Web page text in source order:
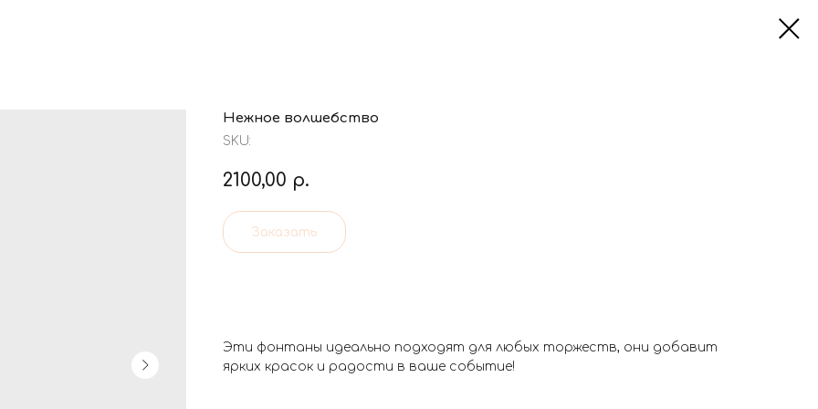
Нежное волшебство
SKU:
2100,00 р.
Заказать
Эти фонтаны идеально подходят для любых торжеств, они добавит
ярких красок и радости в ваше событие!